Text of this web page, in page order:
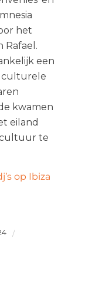
het
Rafael.
een
culturele
kwamen
eiland
te
op Ibiza
/